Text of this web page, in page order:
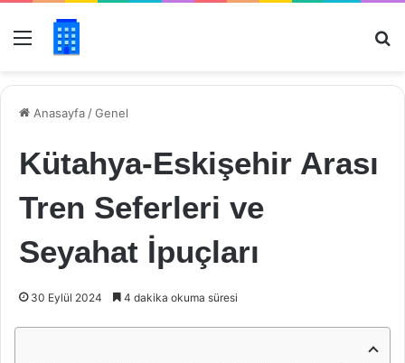
Menü
Anasayfa /Genel
Kütahya-Eskişehir Arası
Tren Seferleri ve
Seyahat İpuçları
30 Eylül 2024 4 dakika okuma süresi